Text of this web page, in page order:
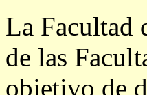
La Facultad
de las
objetivo de